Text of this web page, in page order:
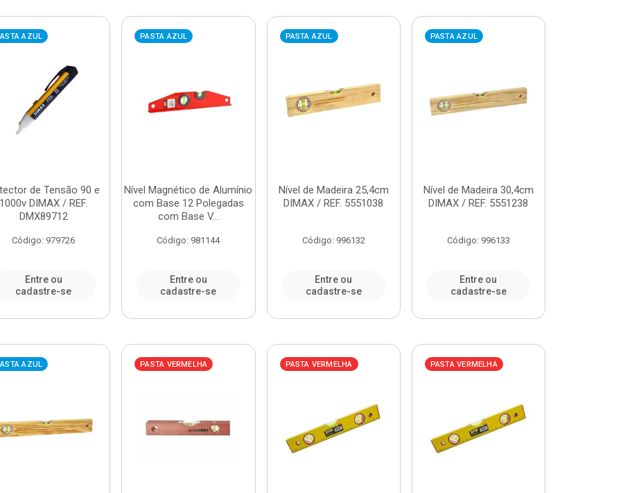
AZUL
de Tensão 90 e
1000v DIMAX / REF.
DMX89712
Código: 979726
Entre ou
cadastre-se
PASTA AZUL
Nível Magnético de Alumínio
com Base 12 Polegadas
com Base V...
Código: 981144
Entre ou
cadastre-se
PASTA AZUL
Nível de Madeira 25,4cm
DIMAX / REF. 5551038
Código: 996132
Entre ou
cadastre-se
PASTA AZUL
Nível de Madeira 30,4cm
DIMAX / REF. 5551238
Código: 996133
Entre ou
cadastre-se
AZUL PASTA VERMELHA PASTA VERMELHA PASTA VERMELHA